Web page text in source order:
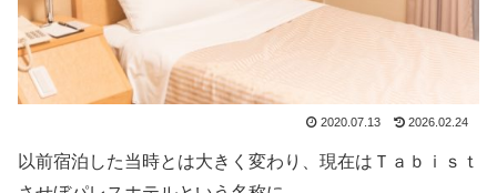
2020.07.13 2026.02.24
以前宿泊した当時とは大きく変わり、現在はＴａｂｉｓｔ